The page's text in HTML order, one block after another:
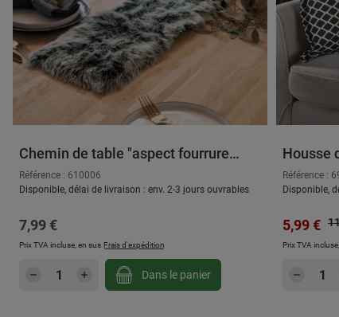
Chemin de table "aspect fourrure
foncée", court
Référence : 610006
Disponible, délai de livraison : env. 2-3 jours ouvrables
Prix régulier :
7,99 €
Prix TVA incluse, en sus Frais d'expédition
Quantité de produit : Entrez la
Dans le panier
Housse
Référence :
Disponible,
Prix de
5,99 €
Prix TVA